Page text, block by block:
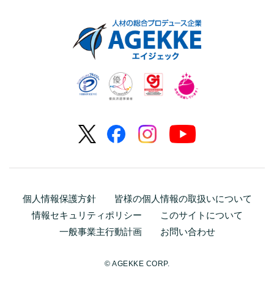
個人情報保護方針
皆様の個人情報の取扱いについて
情報セキュリティポリシー
このサイトについて
一般事業主行動計画
お問い合わせ
© AGEKKE CORP.